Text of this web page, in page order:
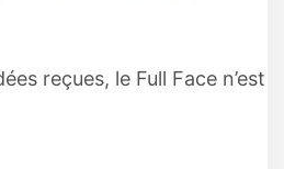
reçues, le Full Face n’est